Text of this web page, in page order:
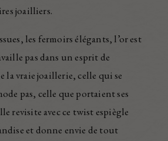
joailliers.
les fermoirs élégants, l’or est
pas dans un esprit de
la vraie joaillerie, celle qui se
pas, celle que portaient ses
revisite avec ce twist espiègle
et donne envie de tout